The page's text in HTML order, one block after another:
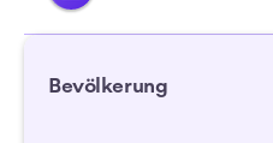
Bevölkerung